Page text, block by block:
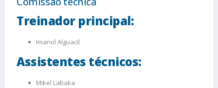
Treinador principal:
Imanol Alguacil
Assistentes técnicos:
Mikel Labaka